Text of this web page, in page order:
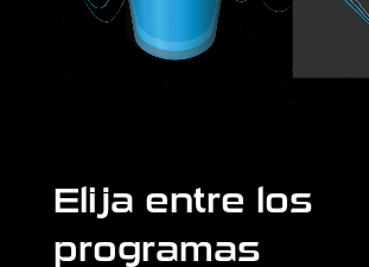
Elija entre los
programas